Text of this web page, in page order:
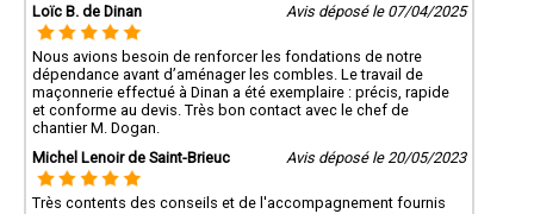
Loïc B. de Dinan Avis déposé le 07/04/2025
Nous avions besoin de renforcer les fondations de notre
dépendance avant d’aménager les combles. Le travail de
maçonnerie effectué à Dinan a été exemplaire : précis, rapide
et conforme au devis. Très bon contact avec le chef de
chantier M. Dogan.
Michel Lenoir de Saint-Brieuc
Avis déposé le 20/05/2023
Très contents des conseils et de l'accompagnement fournis